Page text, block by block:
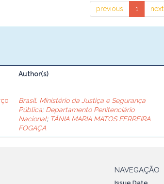
previous 1 next
Author(s)
Brasil. Ministério da Justiça e Segurança
Pública; Departamento Penitenciário
Nacional; TÂNIA MARIA MATOS FERREIRA
FOGAÇA
NAVEGAÇÃO